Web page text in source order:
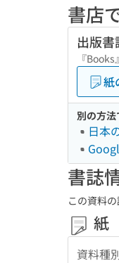
書店
出版
『
紙
別の方法
日本
書誌
この資料
紙
資料種